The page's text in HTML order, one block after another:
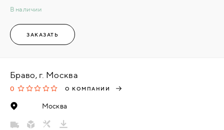
В наличии
ЗАКАЗАТЬ
Браво, г. Москва
0 О КОМПАНИИ
Москва